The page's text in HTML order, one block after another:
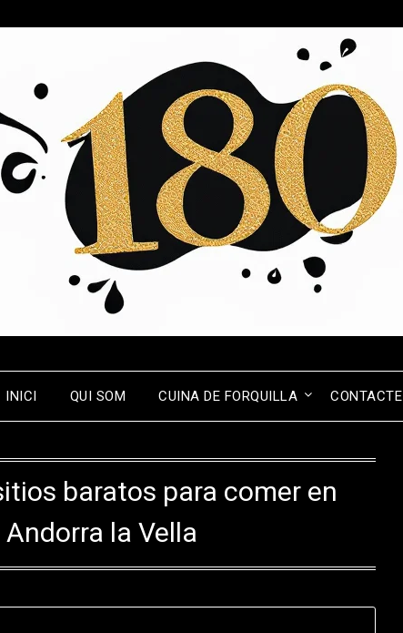
INICI QUI SOM CUINA DE FORQUILLA CONTACTE
baratos para comer en
la Vella